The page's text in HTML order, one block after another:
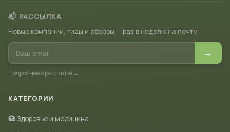
📬 РАССЫЛКА
Новые компании, гиды и обзоры — раз в неделю на почту
→
Подробнее о рассылке →
КАТЕГОРИИ
🏥 Здоровье и медицина